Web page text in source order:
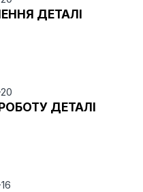
ДЕТАЛІ
ДЕТАЛІ